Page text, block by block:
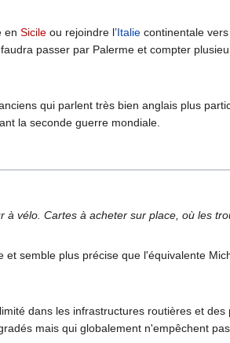
en Sicile ou rejoindre l’Italie continentale
passer par Palerme et compter
qui parlent très bien anglais plus
la seconde guerre mondiale.
vélo. Cartes à acheter sur place, où les
semble plus précise que l'équivalente
dans les infrastructures routières et
mais qui globalement n'empêchent